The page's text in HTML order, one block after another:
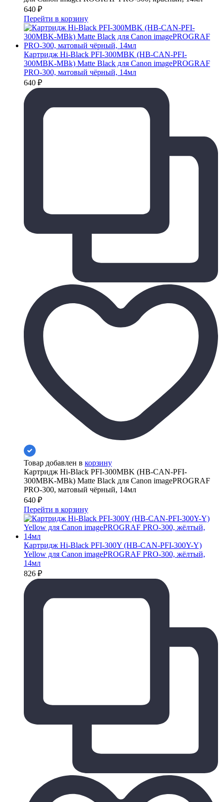
640 ₽
Перейти в корзину
Картридж Hi-Black PFI-300MBK (HB-CAN-PFI-
300MBK-MBk) Matte Black для Canon imagePROGRAF
PRO-300, матовый чёрный, 14мл
640 ₽
Товар добавлен в корзину
Картридж Hi-Black PFI-300MBK (HB-CAN-PFI-
300MBK-MBk) Matte Black для Canon imagePROGRAF
PRO-300, матовый чёрный, 14мл
640 ₽
Перейти в корзину
Картридж Hi-Black PFI-300Y (HB-CAN-PFI-300Y-Y)
Yellow для Canon imagePROGRAF PRO-300, жёлтый,
14мл
826 ₽